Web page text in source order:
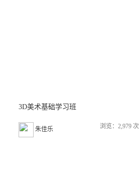
3D美术基础学习班
朱佳乐 浏览：2,979 次